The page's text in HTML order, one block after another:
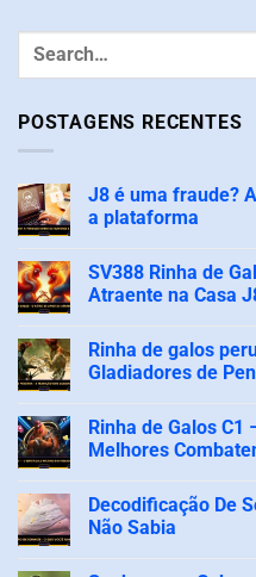
POSTAGENS RECENTES
J8 é uma fraude?
a plataforma
em
J8
é
A
verdade
sobre
e
a
plataforma
SV388 Rinha de
Atraente na Casa
em
SV388
Rinha
–
O
Pátio
Atraente
na
Casa
Rinha de galos
Gladiadores de
em
Rinha
de
A
Tradição
Rinha de Galos
Melhores
em
Rinha
de
Decodificação De
Não Sabia